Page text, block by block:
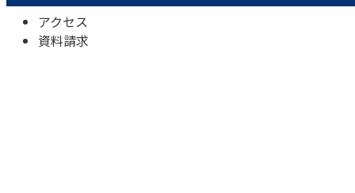
アクセス
資料請求